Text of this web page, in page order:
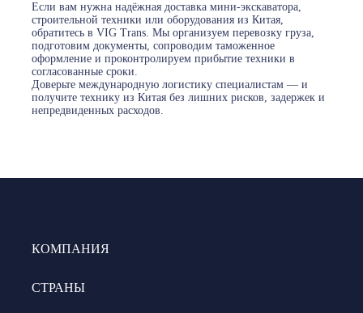
Если вам нужна надёжная доставка мини-экскаватора,
строительной техники или оборудования из Китая,
обратитесь в VIG Trans. Мы организуем перевозку груза,
подготовим документы, сопроводим таможенное
оформление и проконтролируем прибытие техники в
согласованные сроки.
Доверьте международную логистику специалистам — и
получите технику из Китая без лишних рисков, задержек и
непредвиденных расходов.
КОМПАНИЯ
СТРАНЫ